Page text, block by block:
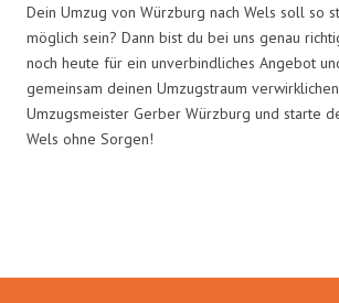
Dein Umzug von Würzburg nach Wels soll so
möglich sein? Dann bist du bei uns genau
noch heute für ein unverbindliches Angebot
gemeinsam deinen Umzugstraum
Umzugsmeister Gerber Würzburg und starte
Wels ohne Sorgen!